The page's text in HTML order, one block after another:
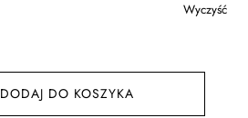
Wyczyść
DODAJ DO KOSZYKA